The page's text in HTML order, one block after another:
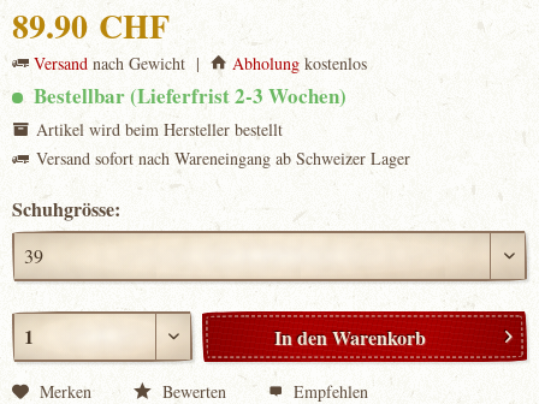
89.90 CHF
Versandnach Gewicht | Abholungkostenlos
Bestellbar (Lieferfrist 2-3 Wochen)
Artikel wird beim Hersteller bestellt
Versand sofort nach Wareneingang ab Schweizer Lager
Schuhgrösse:
In denWarenkorb
Merken Bewerten Empfehlen